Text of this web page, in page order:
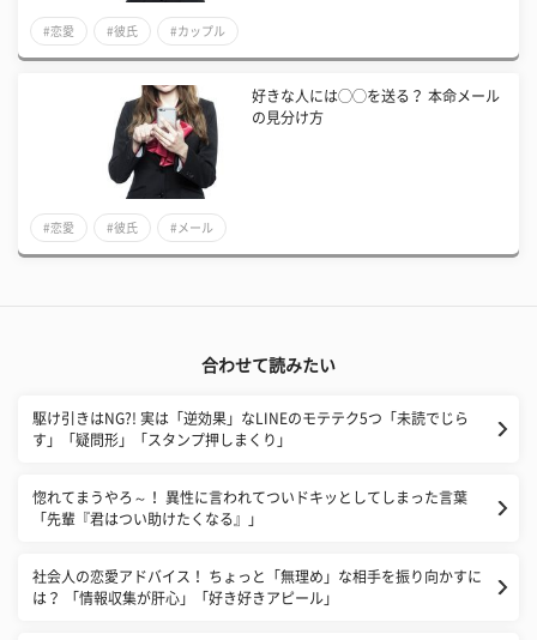
#恋愛 #彼氏 #カップル
好きな人には◯◯を送る？ 本命メール
の見分け方
#恋愛 #彼氏 #メール
合わせて読みたい
​駆け引きはNG?! 実は「逆効果」なLINEのモテテク5つ「未読でじら
す」「疑問形」「スタンプ押しまくり」
惚れてまうやろ～！ 異性に言われてついドキッとしてしまった言葉
「先輩『君はつい助けたくなる』」
社会人の恋愛アドバイス！ ちょっと「無理め」な相手を振り向かすに
は？ 「情報収集が肝心」「好き好きアピール」